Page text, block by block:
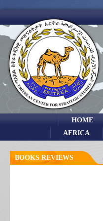
HOME
AFRICA
BOOKS REVIEWS